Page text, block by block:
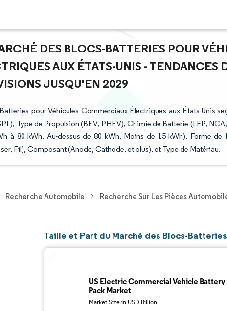
DES BLOCS-BATTERIES POUR
AUX ÉTATS-UNIS - TENDANCES
JUSQU'EN 2029
pour Véhicules Commerciaux Électriques aux États-Unis
Type de Propulsion (BEV, PHEV), Chimie de Batterie (LFP,
à 80 kWh, Au-dessus de 80 kWh, Moins de 15 kWh), Forme de
Fil), Composant (Anode, Cathode, et plus), et Type de Matériau.
Recherche Automobile Recherche Sur Les Pièces
Taille et Part du Marché des Blocs-